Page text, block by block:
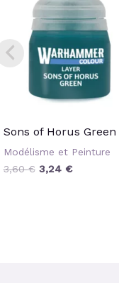
Sons of Horus Green
Modélisme et Peinture
3,60€
3,60 €.
3,24 €
3,24 €.